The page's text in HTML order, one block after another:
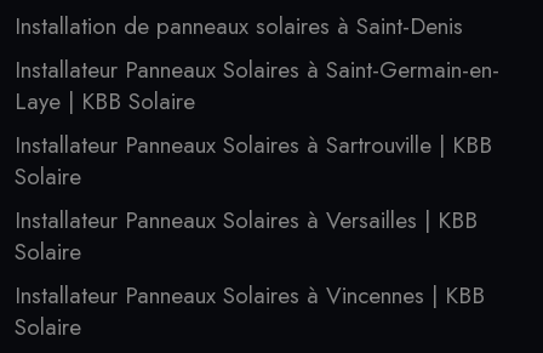
Installation de panneaux solaires à Saint-Denis
Installateur Panneaux Solaires à Saint-Germain-en-
Laye | KBB Solaire
Installateur Panneaux Solaires à Sartrouville | KBB
Solaire
Installateur Panneaux Solaires à Versailles | KBB
Solaire
Installateur Panneaux Solaires à Vincennes | KBB
Solaire